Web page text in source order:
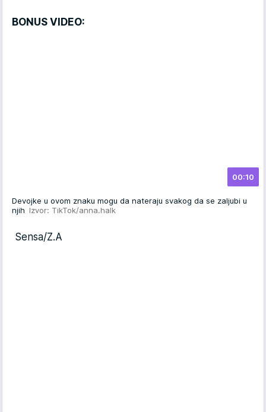
BONUS VIDEO:
00:10
Devojke u ovom znaku mogu da nateraju svakog da se zaljubi u
njih Izvor: TikTok/anna.halk
Sensa/Z.A